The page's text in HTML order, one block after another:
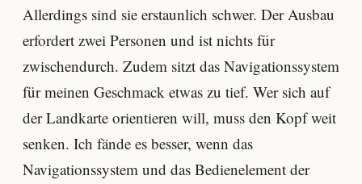
Allerdings sind sie erstaunlich schwer. Der Ausbau
erfordert zwei Personen und ist nichts für
zwischendurch. Zudem sitzt das Navigationssystem
für meinen Geschmack etwas zu tief. Wer sich auf
der Landkarte orientieren will, muss den Kopf weit
senken. Ich fände es besser, wenn das
Navigationssystem und das Bedienelement der